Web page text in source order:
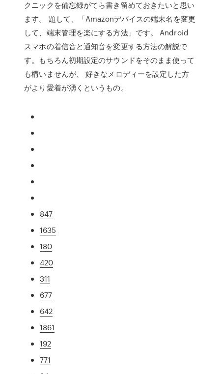
クニックを備忘録がてら書き留めておきたいと思い
ます。 題して、「Amazonデバイスの端末名を変更
して、端末管理を楽にする方法」です。 Android
スマホの着信音と通知音を変更する方法の解説で
す。もちろん初期設定のサウンドをそのまま使って
も構いませんが、 好きなメロディーを設定した方
がより愛着が湧くというもの。
847
1635
180
420
311
677
642
1861
192
771